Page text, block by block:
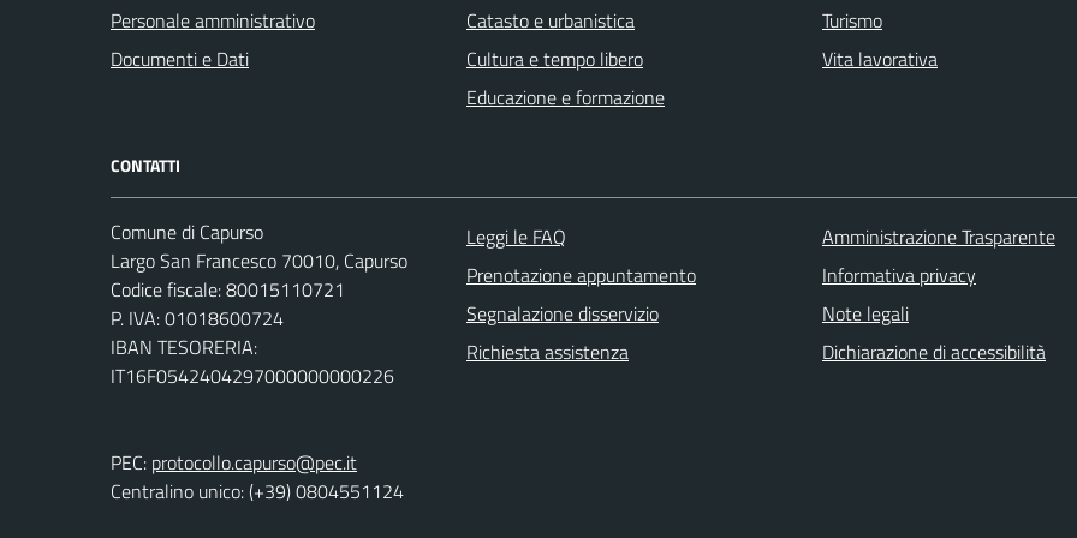
Personale amministrativo
Documenti e Dati
Catasto e urbanistica
Cultura e tempo libero
Educazione e formazione
Turismo
Vita lavorativa
CONTATTI
Comune di Capurso
Largo San Francesco 70010, Capurso
Codice fiscale: 80015110721
P. IVA: 01018600724
IBAN TESORERIA:
IT16F0542404297000000000226
PEC: protocollo.capurso@pec.it
Centralino unico: (+39) 0804551124
Leggi le FAQ
Prenotazione appuntamento
Segnalazione disservizio
Richiesta assistenza
Amministrazione Trasparente
Informativa privacy
Note legali
Dichiarazione di accessibilità